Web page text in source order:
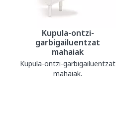
Kupula-ontzi-
garbigailuentzat
mahaiak
Kupula-ontzi-garbigailuentzat
mahaiak.